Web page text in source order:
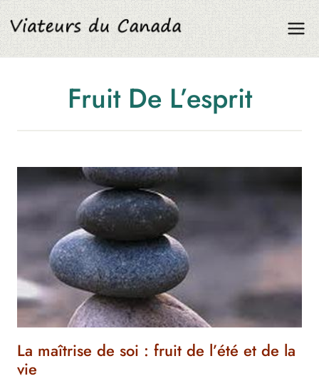
Aller
au
contenu
Fruit De L’esprit
La maîtrise de soi : fruit de l’été et de la
vie